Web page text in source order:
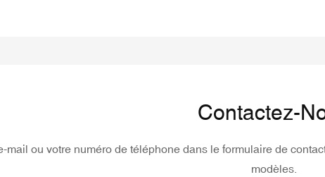
Contactez-
mail ou votre numéro de téléphone dans le formulaire de
modèles.